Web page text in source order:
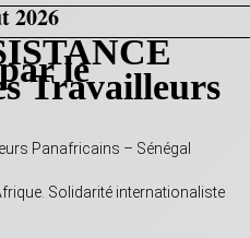
2026
le
Travailleurs
Panafricains – Sénégal
Solidarité internationaliste